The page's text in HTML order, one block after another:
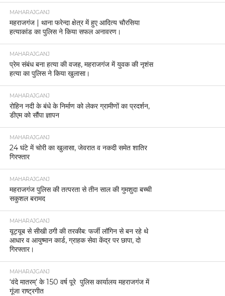
MAHARAJGANJ
महराजगंज | थाना फरेन्दा क्षेत्र में हुए आदित्य चौरसिया
हत्याकांड का पुलिस ने किया सफल अनावरण।
MAHARAJGANJ
प्रेम संबंध बना हत्या की वजह, महराजगंज में युवक की नृशंस
हत्या का पुलिस ने किया खुलासा।
MAHARAJGANJ
रोहिन नदी के बंधे के निर्माण को लेकर ग्रामीणों का प्रदर्शन,
डीएम को सौंपा ज्ञापन
MAHARAJGANJ
24 घंटे में चोरी का खुलासा, जेवरात व नकदी समेत शातिर
गिरफ्तार
MAHARAJGANJ
महराजगंज पुलिस की तत्परता से तीन साल की गुमशुदा बच्ची
सकुशल बरामद
MAHARAJGANJ
यूट्यूब से सीखी ठगी की तरकीब: फर्जी लॉगिन से बन रहे थे
आधार व आयुष्मान कार्ड, ग्राहक सेवा केंद्र पर छापा, दो
गिरफ्तार।
MAHARAJGANJ
‘वंदे मातरम्’ के 150 वर्ष पूरे पुलिस कार्यालय महराजगंज में
गूंजा राष्ट्रगीत